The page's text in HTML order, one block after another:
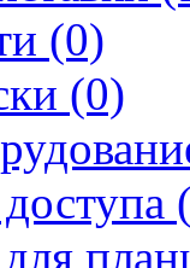
(0)
(0)